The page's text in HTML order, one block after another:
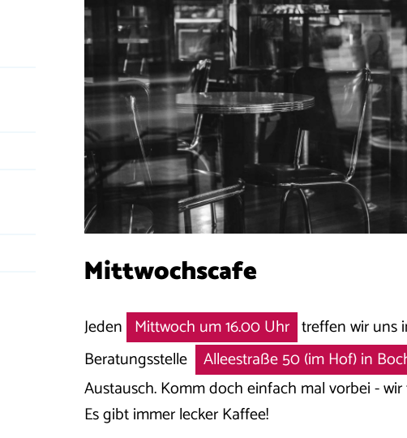
Mittwochscafe
Jeden Mittwoch um 16.00 Uhr treffen wir uns
Beratungsstelle
Alleestraße 50 (im Hof) in
Austausch. Komm doch einfach mal vorbei -
Es gibt immer lecker Kaffee!